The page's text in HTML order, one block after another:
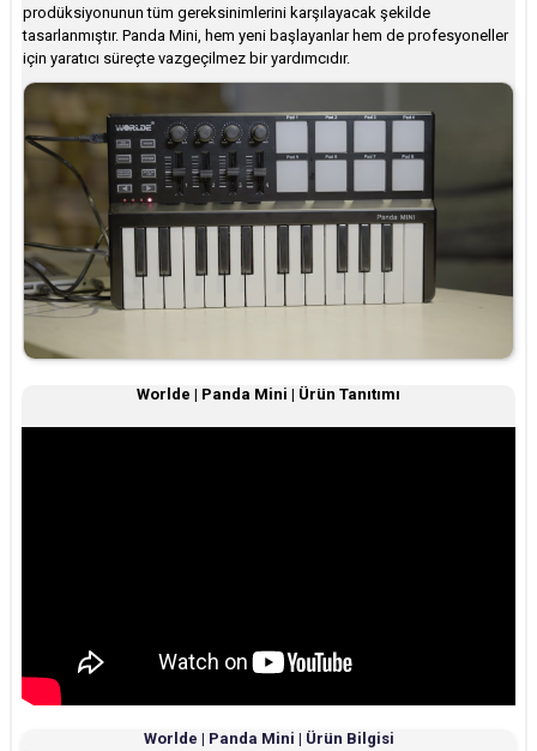
prodüksiyonunun tüm gereksinimlerini karşılayacak şekilde
tasarlanmıştır. Panda Mini, hem yeni başlayanlar hem de profesyoneller
için yaratıcı süreçte vazgeçilmez bir yardımcıdır.
Worlde | Panda Mini | Ürün Tanıtımı
Worlde | Panda Mini | Ürün Bilgisi